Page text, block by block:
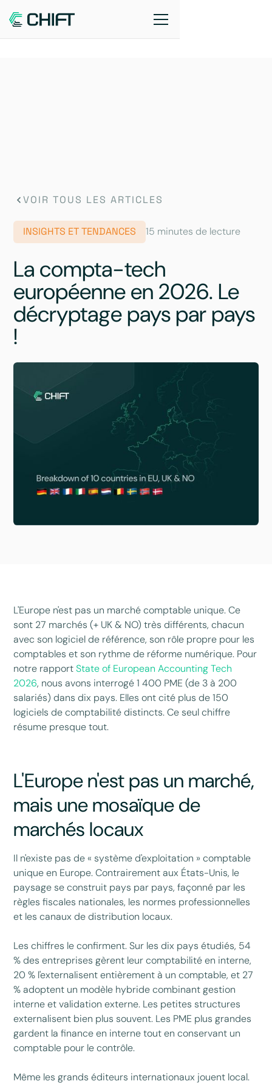
VOIR TOUS LES ARTICLES
INSIGHTS ET TENDANCES 15 minutes de lecture
La compta-tech
européenne en 2026. Le
décryptage pays par pays
!
L'Europe n'est pas un marché comptable unique. Ce
sont 27 marchés (+ UK & NO) très différents, chacun
avec son logiciel de référence, son rôle propre pour les
comptables et son rythme de réforme numérique. Pour
notre rapportState of European Accounting Tech
2026, nous avons interrogé 1 400 PME (de 3 à 200
salariés) dans dix pays. Elles ont cité plus de 150
logiciels de comptabilité distincts. Ce seul chiffre
résume presque tout.
L'Europe n'est pas un marché,
mais une mosaïque de
marchés locaux
Il n'existe pas de « système d'exploitation » comptable
unique en Europe. Contrairement aux États-Unis, le
paysage se construit pays par pays, façonné par les
règles fiscales nationales, les normes professionnelles
et les canaux de distribution locaux.
Les chiffres le confirment. Sur les dix pays étudiés, 54
% des entreprises gèrent leur comptabilité en interne,
20 % l'externalisent entièrement à un comptable, et 27
% adoptent un modèle hybride combinant gestion
interne et validation externe. Les petites structures
externalisent bien plus souvent. Les PME plus grandes
gardent la finance en interne tout en conservant un
comptable pour le contrôle.
Même les grands éditeurs internationaux jouent local.